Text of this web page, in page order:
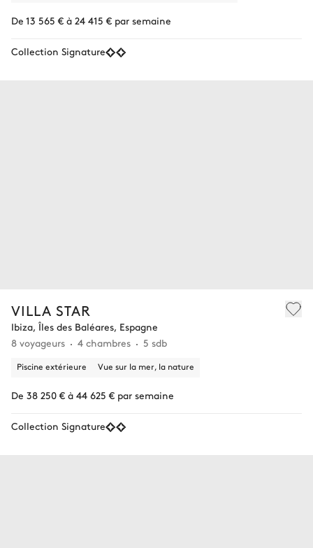
De 13 565 € à 24 415 € par semaine
Collection Signature
VILLA STAR
Ibiza, Îles des Baléares, Espagne
8 voyageurs
4 chambres 5 sdb
Piscine extérieure Vue sur la mer, la nature
De 38 250 € à 44 625 € par semaine
Collection Signature